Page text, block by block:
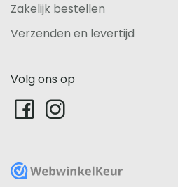
Zakelijk bestellen
Verzenden en levertijd
Volg ons op
WebwinkelKeur